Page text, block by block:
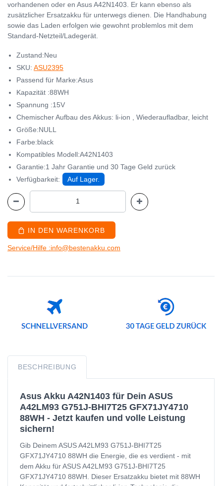
vorhandenen oder en Asus A42N1403. Er kann ebenso als
zusätzlicher Ersatzakku für unterwegs dienen. Die Handhabung
sowie das Laden erfolgen wie gewohnt problemlos mit dem
Standard-Netzteil/Ladegerät.
Zustand:Neu
SKU: ASU2395
Passend für Marke:Asus
Kapazität :88WH
Spannung :15V
Chemischer Aufbau des Akkus: li-ion , Wiederaufladbar, leicht
Größe:NULL
Farbe:black
Kompatibles Modell:A42N1403
Garantie:1 Jahr Garantie und 30 Tage Geld zurück
Verfügbarkeit:
Auf Lager.
IN DEN WARENKORB
Service/Hilfe :info@bestenakku.com
BESCHREIBUNG
Asus Akku A42N1403 für Dein ASUS
A42LM93 G751J-BHI7T25 GFX71JY4710
88WH - Jetzt kaufen und volle Leistung
sichern!
Gib Deinem ASUS A42LM93 G751J-BHI7T25
GFX71JY4710 88WH die Energie, die es verdient - mit
dem Akku für ASUS A42LM93 G751J-BHI7T25
GFX71JY4710 88WH. Dieser Ersatzakku bietet mit 88WH